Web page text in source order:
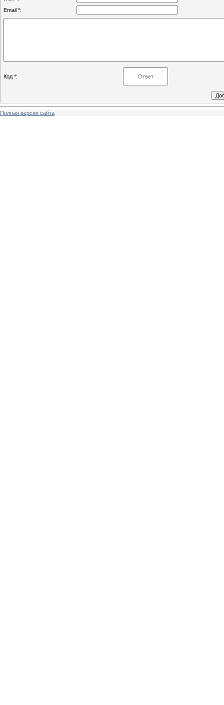
Email *:
Код *:
Полная версия сайта